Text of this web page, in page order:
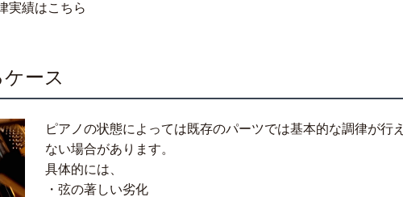
実績はこちら
ース
ピアノの状態によっては既存のパーツでは基本的な調律が行え
ない場合があります。
具体的には、
・弦の著しい劣化